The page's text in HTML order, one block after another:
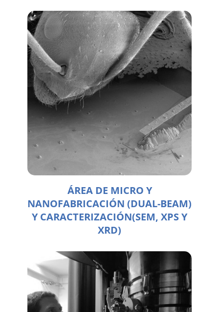
ÁREA DE MICRO Y
NANOFABRICACIÓN (DUAL-BEAM)
Y CARACTERIZACIÓN(SEM, XPS Y
XRD)